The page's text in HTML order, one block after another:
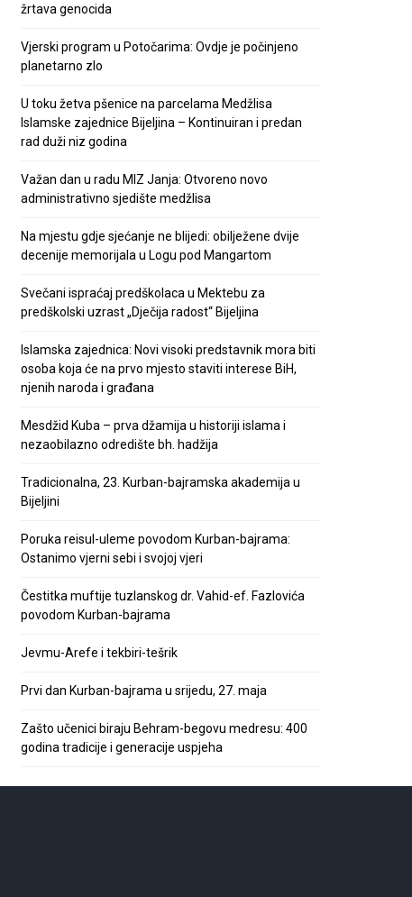
žrtava genocida
Vjerski program u Potočarima: Ovdje je počinjeno
planetarno zlo
U toku žetva pšenice na parcelama Medžlisa
Islamske zajednice Bijeljina – Kontinuiran i predan
rad duži niz godina
Važan dan u radu MIZ Janja: Otvoreno novo
administrativno sjedište medžlisa
Na mjestu gdje sjećanje ne blijedi: obilježene dvije
decenije memorijala u Logu pod Mangartom
Svečani ispraćaj predškolaca u Mektebu za
predškolski uzrast „Dječija radost“ Bijeljina
Islamska zajednica: Novi visoki predstavnik mora biti
osoba koja će na prvo mjesto staviti interese BiH,
njenih naroda i građana
Mesdžid Kuba – prva džamija u historiji islama i
nezaobilazno odredište bh. hadžija
Tradicionalna, 23. Kurban-bajramska akademija u
Bijeljini
Poruka reisul-uleme povodom Kurban-bajrama:
Ostanimo vjerni sebi i svojoj vjeri
Čestitka muftije tuzlanskog dr. Vahid-ef. Fazlovića
povodom Kurban-bajrama
Jevmu-Arefe i tekbiri-tešrik
Prvi dan Kurban-bajrama u srijedu, 27. maja
Zašto učenici biraju Behram-begovu medresu: 400
godina tradicije i generacije uspjeha